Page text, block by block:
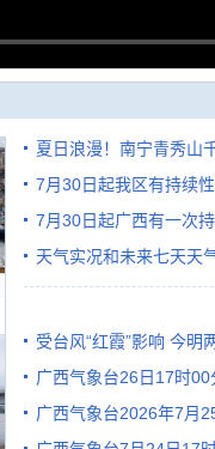
夏日浪漫！南宁青秀山
7月30日起我区有持续
7月30日起广西有一次
天气实况和未来七天天
受台风“红霞”影响 今明
有较强降雨
广西气象台26日17时
广西气象台2026年7月